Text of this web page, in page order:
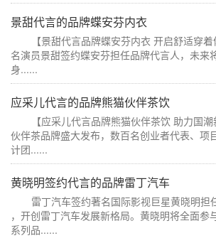
景甜代言的品牌蝶安芬内衣
【景甜代言品牌蝶安芬内衣 开启舒适穿
名演员景甜签约蝶安芬担任品牌代言人，未来
身......
应采儿代言的品牌熊猫伙伴茶饮
【应采儿代言品牌熊猫伙伴茶饮 助力国
伙伴茶品牌盛大发布，数百名创业者代表、项
计团......
黄晓明签约代言的品牌雷丁汽车
雷丁汽车签约著名国际影视巨星黄晓明担
，开创雷丁汽车发展新格局。黄晓明将全面参
系列品......